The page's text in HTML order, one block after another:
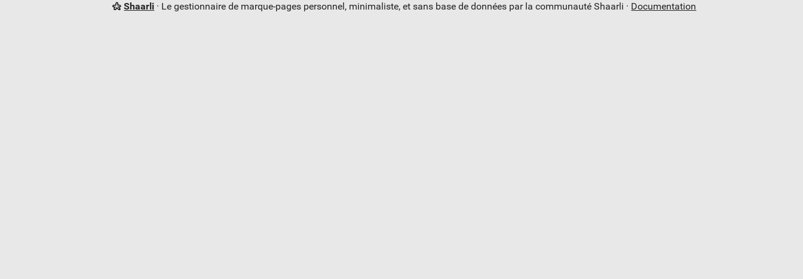
Shaarli · Le gestionnaire de marque-pages personnel, minimaliste, et sans base de données par la communauté Shaarli · Documentation